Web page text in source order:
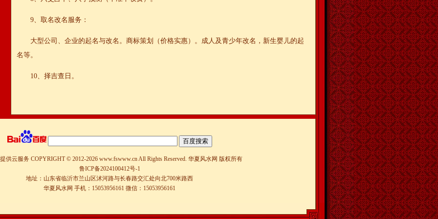
9、取名改名服务：
大型公司、企业的起名与改名。商标策划（价格实惠）。成人及青少年改名，新生婴儿的起
名等。
10、择吉查日。
供云服务 COPYRIGHT © 2012-2026 www.fswww.cn All Rights Reserved. 华夏风水网 版权所有
鲁ICP备2024100412号-1
地址：山东省临沂市兰山区沭河路与长春路交汇处向北700米路西
华夏风水网 手机：15053956161 微信：15053956161